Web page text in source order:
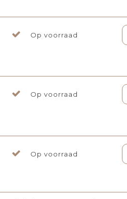
Op voorraad
Op voorraad
Op voorraad